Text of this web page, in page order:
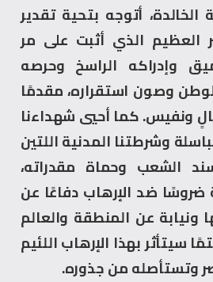
أتوجه بتحية تقدير
الذي أثبت على مر
وإدراكه الراسخ وحرصه
وصون استقراره، مقدمًا
ونفيس. كما أحيي شهداءنا
وشرطتنا المدنية اللتين
الشعب وحماة مقدراته،
ضد الإرهاب دفاعًا عن
عن المنطقة والعالم
سيتأثر بهذا الإرهاب اللئيم
وتستأصله من جذوره.